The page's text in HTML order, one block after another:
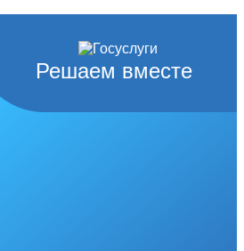
Решаем вместе